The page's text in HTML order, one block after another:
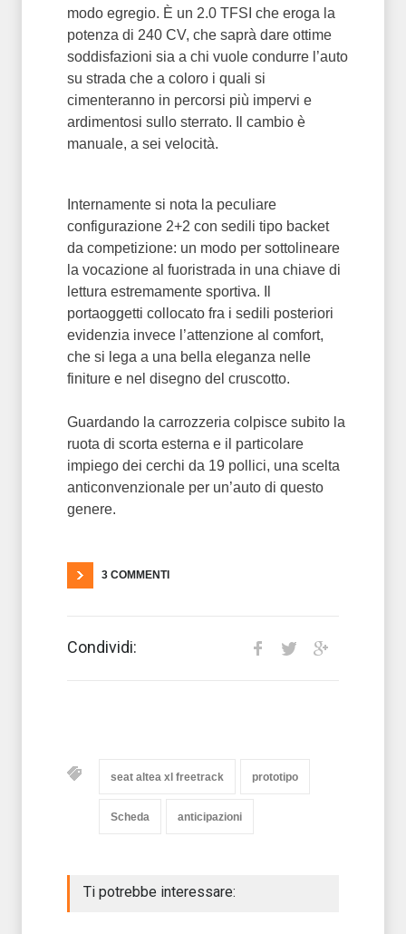
modo egregio. È un 2.0 TFSI che eroga la
potenza di 240 CV, che saprà dare ottime
soddisfazioni sia a chi vuole condurre l’auto
su strada che a coloro i quali si
cimenteranno in percorsi più impervi e
ardimentosi sullo sterrato. Il cambio è
manuale, a sei velocità.
Internamente si nota la peculiare
configurazione 2+2 con sedili tipo backet
da competizione: un modo per sottolineare
la vocazione al fuoristrada in una chiave di
lettura estremamente sportiva. Il
portaoggetti collocato fra i sedili posteriori
evidenzia invece l’attenzione al comfort,
che si lega a una bella eleganza nelle
finiture e nel disegno del cruscotto.
Guardando la carrozzeria colpisce subito la
ruota di scorta esterna e il particolare
impiego dei cerchi da 19 pollici, una scelta
anticonvenzionale per un’auto di questo
genere.
3 COMMENTI
Condividi:
seat altea xl freetrack prototipo
Scheda anticipazioni
Ti potrebbe interessare: